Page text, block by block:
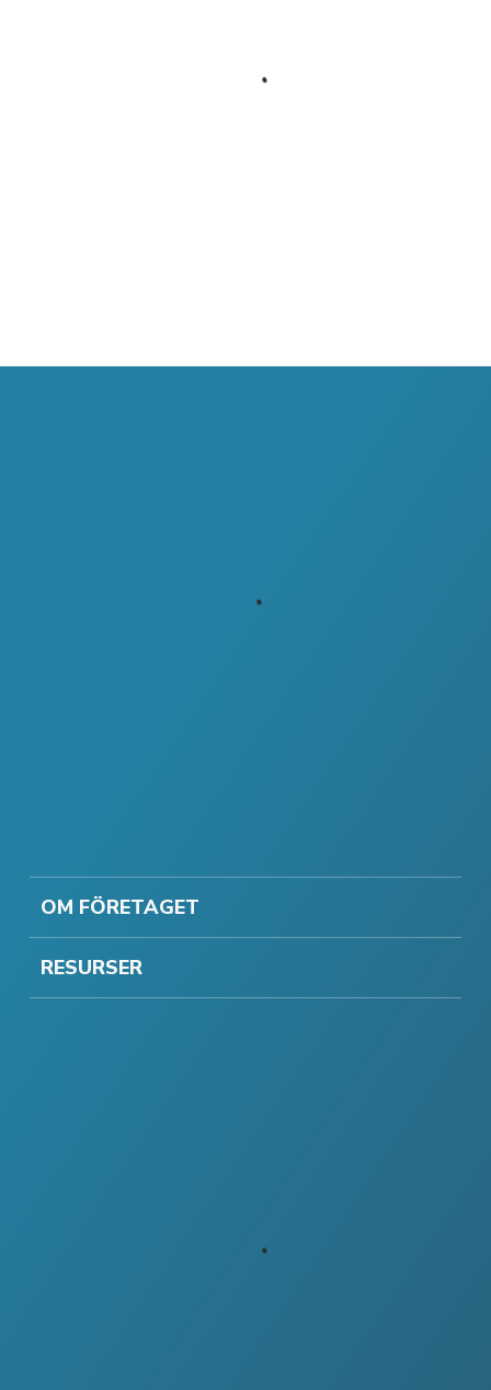
OM FÖRETAGET
RESURSER